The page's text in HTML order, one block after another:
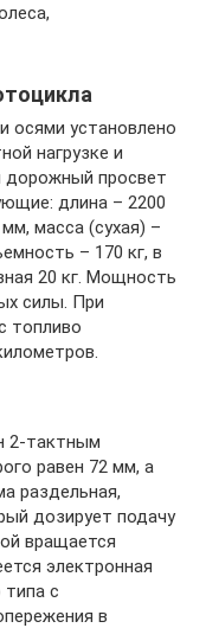
осями установлено
нагрузке и
дорожный просвет
длина – 2200
масса (сухая) –
– 170 кг, в
20 кг. Мощность
силы. При
топливо
2-тактным
равен 72 мм, а
раздельная,
дозирует подачу
вращается
электронная
типа с
в